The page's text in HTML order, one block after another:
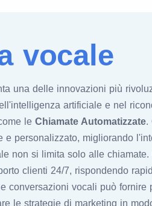
vocale
una delle innovazioni più
artificiale e nel
le Chiamate Automatizzate.
e personalizzato, migliorando
non si limita solo alle
clienti 24/7, rispondendo
conversazioni vocali può
le strategie di marketing in